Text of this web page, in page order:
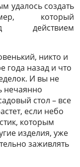
удалось создать
который
действием
никто и
года назад и что
И вы не
нечаянно
стол – все
если небо
которым
изделия, уже
заживлять